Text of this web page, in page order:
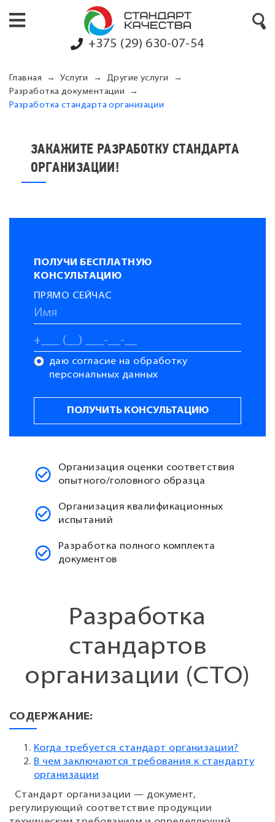
+375 (29) 630-07-54
Главная Услуги
Другие услуги
Разработка документации
Разработка стандарта организации
ЗАКАЖИТЕ РАЗРАБОТКУ СТАНДАРТА
ОРГАНИЗАЦИИ!
ПОЛУЧИ БЕСПЛАТНУЮ
КОНСУЛЬТАЦИЮ
ПРЯМО СЕЙЧАС
даю согласие на обработку
персональных данных
Организация оценки соответствия
опытного/головного образца
Организация квалификационных
испытаний
Разработка полного комплекта
документов
Разработка
стандартов
организации (СТО)
СОДЕРЖАНИЕ:
Когда требуется стандарт организации?
В чем заключаются требования к стандарту
организации
Стандарт организации — документ,
регулирующий соответствие продукции